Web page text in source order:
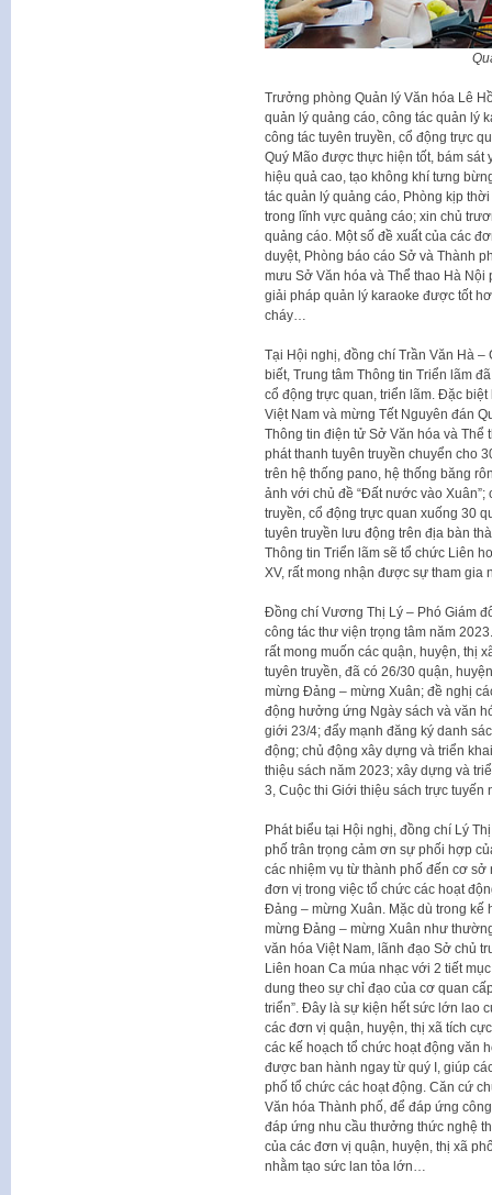
Trưởng phòng Quản lý Văn hóa Lê
quản lý quảng cáo, công tác quản lý
công tác tuyên truyền, cổ động trực
Quý Mão được thực hiện tốt, bám sát
hiệu quả cao, tạo không khí tưng
tác quản lý quảng cáo, Phòng kịp
trong lĩnh vực quảng cáo; xin chủ
quảng cáo. Một số đề xuất của các
duyệt, Phòng báo cáo Sở và Thành
mưu Sở Văn hóa và Thể thao Hà
giải pháp quản lý karaoke được tốt
cháy…
Tại Hội nghị, đồng chí Trần Văn Hà –
biết, Trung tâm Thông tin Triển lãm
cổ động trực quan, triển lãm. Đặc
Việt Nam và mừng Tết Nguyên đán
Thông tin điện tử Sở Văn hóa và Thể
phát thanh tuyên truyền chuyển cho
trên hệ thống pano, hệ thống băng
ảnh với chủ đề “Đất nước vào
truyền, cổ động trực quan xuống 30
tuyên truyền lưu động trên địa bàn
Thông tin Triển lãm sẽ tổ chức Liên
XV, rất mong nhận được sự tham gia
Đồng chí Vương Thị Lý – Phó Giám
công tác thư viện trọng tâm năm
rất mong muốn các quận, huyện, thị
tuyên truyền, đã có 26/30 quận,
mừng Đảng – mừng Xuân; đề nghị
động hưởng ứng Ngày sách và văn
giới 23/4; đẩy mạnh đăng ký danh
động; chủ động xây dựng và triển
thiệu sách năm 2023; xây dựng và
3, Cuộc thi Giới thiệu sách trực
Phát biểu tại Hội nghị, đồng chí Lý
phố trân trọng cảm ơn sự phối hợp
các nhiệm vụ từ thành phố đến cơ
đơn vị trong việc tổ chức các hoạt
Đảng – mừng Xuân. Mặc dù trong
mừng Đảng – mừng Xuân như
văn hóa Việt Nam, lãnh đạo Sở chủ
Liên hoan Ca múa nhạc với 2 tiết
dung theo sự chỉ đạo của cơ quan
triển”. Đây là sự kiện hết sức lớn lao
các đơn vị quận, huyện, thị xã tích
các kế hoạch tổ chức hoạt động văn
được ban hành ngay từ quý I, giúp
phố tổ chức các hoạt động. Căn cứ
Văn hóa Thành phố, để đáp ứng
đáp ứng nhu cầu thưởng thức nghệ
của các đơn vị quận, huyện, thị xã
nhằm tạo sức lan tỏa lớn…